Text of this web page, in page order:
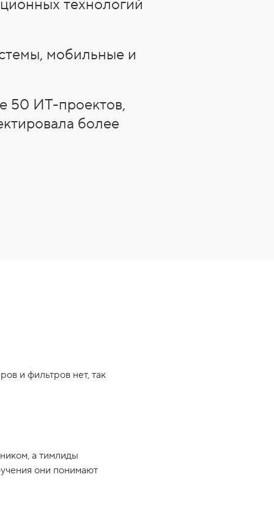
технологий
мобильные и
50 ИТ-проектов,
более
и фильтров нет, так
а тимлиды
они понимают